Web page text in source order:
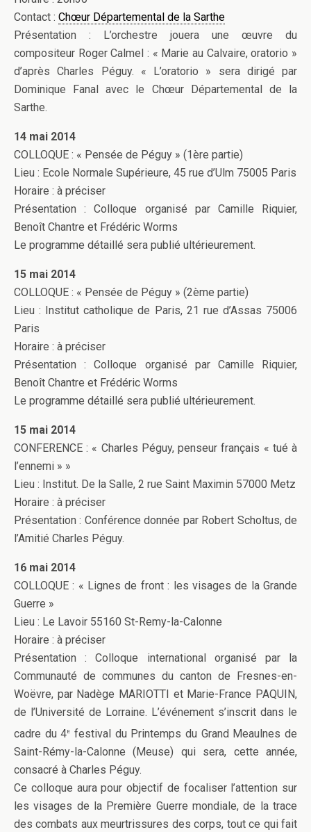
Contact : Chœur Départemental de la Sarthe
Présentation : L’orchestre jouera une œuvre du
compositeur Roger Calmel : « Marie au Calvaire, oratorio »
d’après Charles Péguy. « L’oratorio » sera dirigé par
Dominique Fanal avec le Chœur Départemental de la
Sarthe.
14 mai 2014
COLLOQUE : « Pensée de Péguy » (1ère partie)
Lieu : Ecole Normale Supérieure, 45 rue d’Ulm 75005 Paris
Horaire : à préciser
Présentation : Colloque organisé par Camille Riquier,
Benoît Chantre et Frédéric Worms
Le programme détaillé sera publié ultérieurement.
15 mai 2014
COLLOQUE : « Pensée de Péguy » (2ème partie)
Lieu : Institut catholique de Paris, 21 rue d’Assas 75006
Paris
Horaire : à préciser
Présentation : Colloque organisé par Camille Riquier,
Benoît Chantre et Frédéric Worms
Le programme détaillé sera publié ultérieurement.
15 mai 2014
CONFERENCE : « Charles Péguy, penseur français « tué à
l’ennemi » »
Lieu : Institut. De la Salle, 2 rue Saint Maximin 57000 Metz
Horaire : à préciser
Présentation : Conférence donnée par Robert Scholtus, de
l’Amitié Charles Péguy.
16 mai 2014
COLLOQUE : « Lignes de front : les visages de la Grande
Guerre »
Lieu : Le Lavoir 55160 St-Remy-la-Calonne
Horaire : à préciser
Présentation : Colloque international organisé par la
Communauté de communes du canton de Fresnes-en-
Woëvre, par Nadège MARIOTTI et Marie-France PAQUIN,
de l’Université de Lorraine. L’événement s’inscrit dans le
cadre du 4e festival du Printemps du Grand Meaulnes de
Saint-Rémy-la-Calonne (Meuse) qui sera, cette année,
consacré à Charles Péguy.
Ce colloque aura pour objectif de focaliser l’attention sur
les visages de la Première Guerre mondiale, de la trace
des combats aux meurtrissures des corps, tout ce qui fait